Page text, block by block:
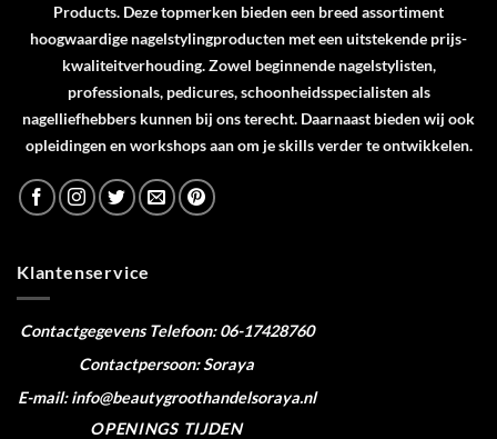
Products. Deze topmerken bieden een breed assortiment
hoogwaardige nagelstylingproducten met een uitstekende prijs-
kwaliteitverhouding. Zowel beginnende nagelstylisten,
professionals, pedicures, schoonheidsspecialisten als
nagelliefhebbers kunnen bij ons terecht. Daarnaast bieden wij ook
opleidingen en workshops aan om je skills verder te ontwikkelen.
Klantenservice
ContactgegevensTelefoon: 06-17428760
Contactpersoon: Soraya
E-mail: info@beautygroothandelsoraya.nl
OPENINGS TIJDEN